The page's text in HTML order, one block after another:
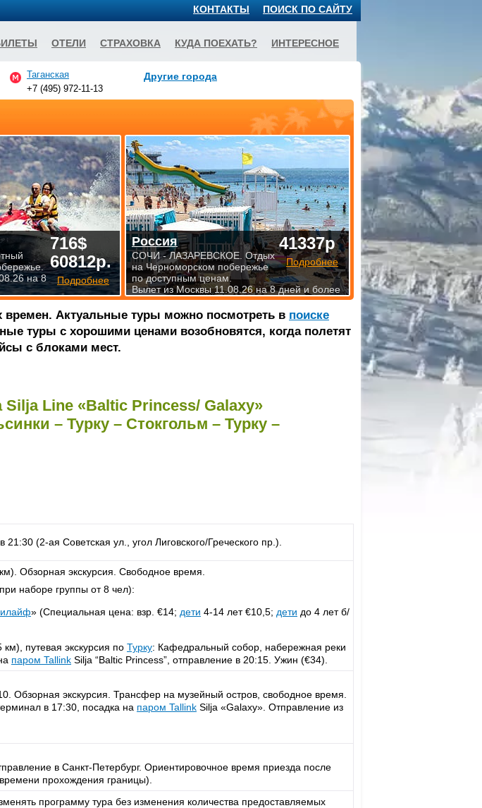
времен. Актуальные туры можно посмотреть в поиске
туры с хорошими ценами возобновятся, когда полетят
с блоками мест.
Silja Line «Baltic Princess/ Galaxy»
– Турку – Стокгольм – Турку –
(2-ая Советская ул., угол Лиговского/Греческого пр.).
Обзорная экскурсия. Свободное время.
наборе группы от 8 чел):
» (Специальная цена: взр. €14; дети 4-14 лет €10,5; дети до 4 лет б/
км), путевая экскурсия по Турку: Кафедральный собор, набережная реки
паром Tallink Silja “Baltic Princess”, отправление в 20:15. Ужин (€34).
Обзорная экскурсия. Трансфер на музейный остров, свободное время.
в 17:30, посадка на паром Tallink Silja «Galaxy». Отправление из
в Санкт-Петербург. Ориентировочное время приезда после
прохождения границы).
программу тура без изменения количества предоставляемых
716$
60812р.
Подробнее
на 8
41337р
Подробнее
Россия
СОЧИ - ЛАЗАРЕВСКОЕ. Отдых
на Черноморском побережье
по доступным ценам.
Вылет из Москвы 11.08.26 на 8 дней и более
Таганская
+7 (495) 972-11-13
Другие города
ПОИСК ПО САЙТУ
КОНТАКТЫ
ОТЕЛИ СТРАХОВКА КУДА ПОЕХАТЬ? ИНТЕРЕСНОЕ